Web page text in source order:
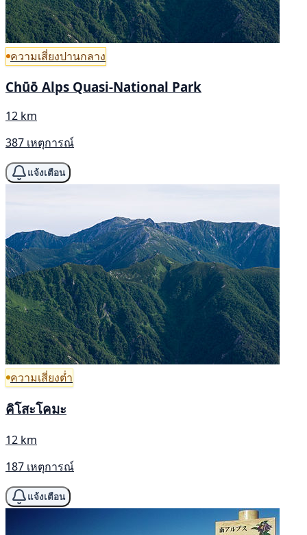
ความเสี่ยงปานกลาง
Chūō Alps Quasi-National Park
12 km
387 เหตุการณ์
แจ้งเตือน
ความเสี่ยงต่ำ
คิโสะโคมะ
12 km
187 เหตุการณ์
แจ้งเตือน